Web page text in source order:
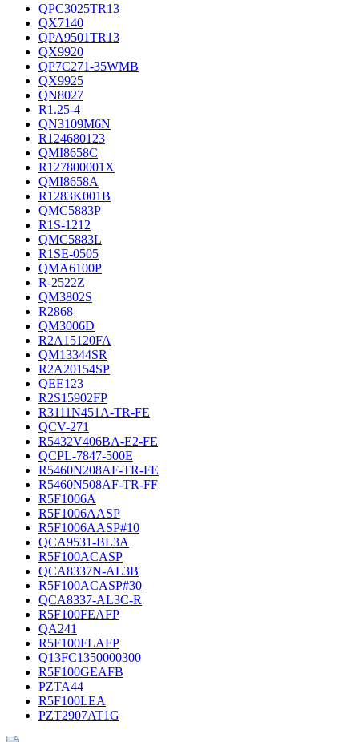
QPC3025TR13
QX7140
QPA9501TR13
QX9920
QP7C271-35WMB
QX9925
QN8027
R1.25-4
QN3109M6N
R124680123
QMI8658C
R127800001X
QMI8658A
R1283K001B
QMC5883P
R1S-1212
QMC5883L
R1SE-0505
QMA6100P
R-2522Z
QM3802S
R2868
QM3006D
R2A15120FA
QM13344SR
R2A20154SP
QEE123
R2S15902FP
R3111N451A-TR-FE
QCV-271
R5432V406BA-E2-FE
QCPL-7847-500E
R5460N208AF-TR-FE
R5460N508AF-TR-FF
R5F1006A
R5F1006AASP
R5F1006AASP#10
QCA9531-BL3A
R5F100ACASP
QCA8337N-AL3B
R5F100ACASP#30
QCA8337-AL3C-R
R5F100FEAFP
QA241
R5F100FLAFP
Q13FC1350000300
R5F100GEAFB
PZTA44
R5F100LEA
PZT2907AT1G